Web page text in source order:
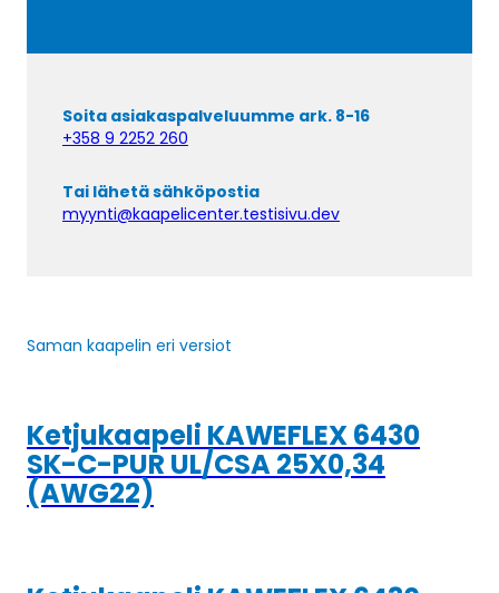
Soita asiakaspalveluumme ark. 8-16
+358 9 2252 260
Tai lähetä sähköpostia
myynti@kaapelicenter.testisivu.dev
Saman kaapelin eri versiot
Ketjukaapeli KAWEFLEX 6430
SK-C-PUR UL/CSA 25X0,34
(AWG22)